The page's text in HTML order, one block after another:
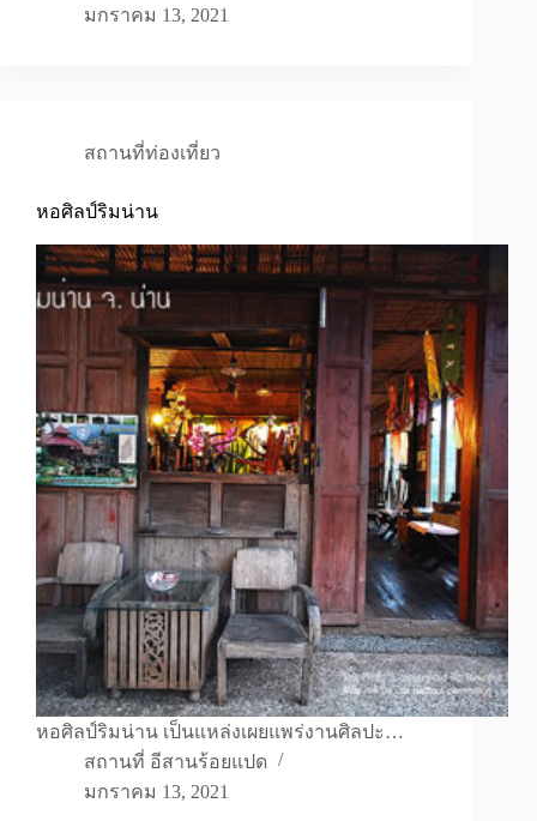
มกราคม 13, 2021
สถานที่ท่องเที่ยว
หอศิลป์ริมน่าน
หอศิลป์ริมน่าน เป็นแหล่งเผยแพร่งานศิลปะ…
สถานที่ อีสานร้อยแปด
มกราคม 13, 2021